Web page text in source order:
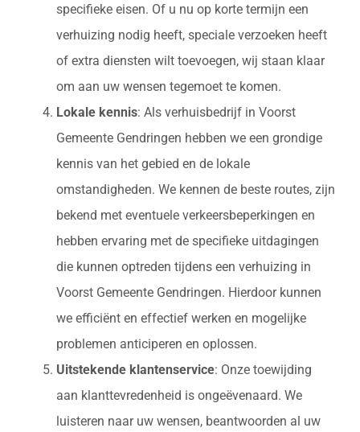
specifieke eisen. Of u nu op korte termijn een
verhuizing nodig heeft, speciale verzoeken heeft
of extra diensten wilt toevoegen, wij staan klaar
om aan uw wensen tegemoet te komen.
Lokale kennis: Als verhuisbedrijf in Voorst
Gemeente Gendringen hebben we een grondige
kennis van het gebied en de lokale
omstandigheden. We kennen de beste routes, zijn
bekend met eventuele verkeersbeperkingen en
hebben ervaring met de specifieke uitdagingen
die kunnen optreden tijdens een verhuizing in
Voorst Gemeente Gendringen. Hierdoor kunnen
we efficiënt en effectief werken en mogelijke
problemen anticiperen en oplossen.
Uitstekende klantenservice: Onze toewijding
aan klanttevredenheid is ongeëvenaard. We
luisteren naar uw wensen, beantwoorden al uw